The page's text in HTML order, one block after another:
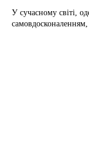
У сучасному світі,
самовдосконаленням,